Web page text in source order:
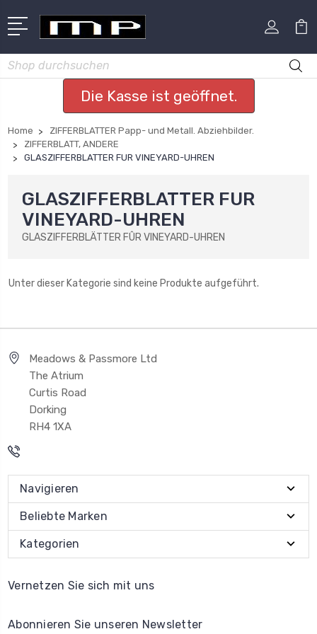
Suchen
Die Kasse ist geöffnet.
Home
ZIFFERBLATTER Papp- und Metall. Abziehbilder.
ZIFFERBLATT, ANDERE
GLASZIFFERBLATTER FUR VINEYARD-UHREN
GLASZIFFERBLATTER FUR
VINEYARD-UHREN
GLASZIFFERBLÄTTER FÛR VINEYARD-UHREN
Unter dieser Kategorie sind keine Produkte aufgeführt.
Meadows & Passmore Ltd
The Atrium
Curtis Road
Dorking
RH4 1XA
Navigieren
Beliebte Marken
Kategorien
Vernetzen Sie sich mit uns
Abonnieren Sie unseren Newsletter